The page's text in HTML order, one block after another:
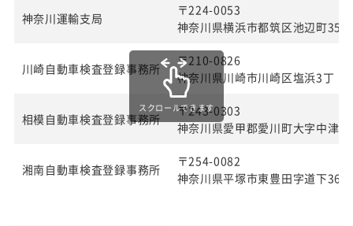
神奈川運輸支局
〒224-0053
神奈川県横浜市都筑区池辺町
川崎自動車検査登録事務所
〒210-0826
神奈川県川崎市川崎区塩浜3丁
相模自動車検査登録事務所
〒243-0303
神奈川県愛甲郡愛川町大字中津
湘南自動車検査登録事務所
〒254-0082
神奈川県平塚市東豊田字道下369
スクロールできます